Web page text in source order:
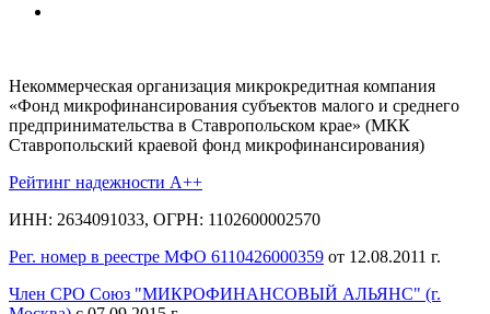
Некоммерческая организация микрокредитная компания
«Фонд микрофинансирования субъектов малого и среднего
предпринимательства в Ставропольском крае» (МКК
Ставропольский краевой фонд микрофинансирования)
Рейтинг надежности A++
ИНН: 2634091033, ОГРН: 1102600002570
Рег. номер в реестре МФО 6110426000359 от 12.08.2011 г.
Член СРО Союз "МИКРОФИНАНСОВЫЙ АЛЬЯНС" (г.